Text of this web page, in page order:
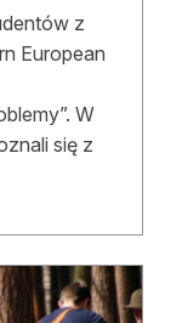
z
European
W
się z